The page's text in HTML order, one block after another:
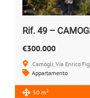
Rif. 49 –
€300.000
Camogli, Via Enrico
Appartamento
50 m2